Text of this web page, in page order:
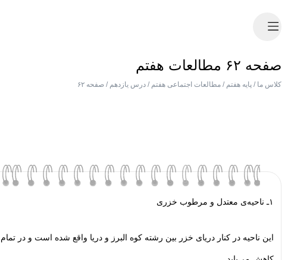
صفحه ۶۲ مطالعات هفتم
کلاس ما / پایه هفتم / مطالعات اجتماعی هفتم / درس یازدهم / صفحه ۶۲
۱ـ ناحیه‌ی معتدل و مرطوب خزری
این ناحیه در کنار دریای خزر بین رشته کوه البرز و دریا واقع شده است و در